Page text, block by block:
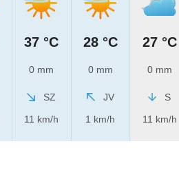
37 °C
0 mm
SZ
11 km/h
28 °C
0 mm
JV
1 km/h
27 °C
0 mm
S
11 km/h